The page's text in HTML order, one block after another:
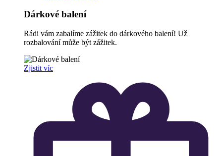
Dárkové balení
Rádi vám zabalíme zážitek do dárkového balení! Už
rozbalování může být zážitek.
Zjistit víc